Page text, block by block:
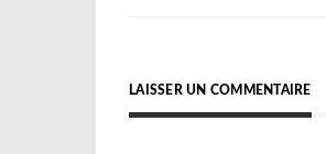
LAISSER UN COMMENTAIRE